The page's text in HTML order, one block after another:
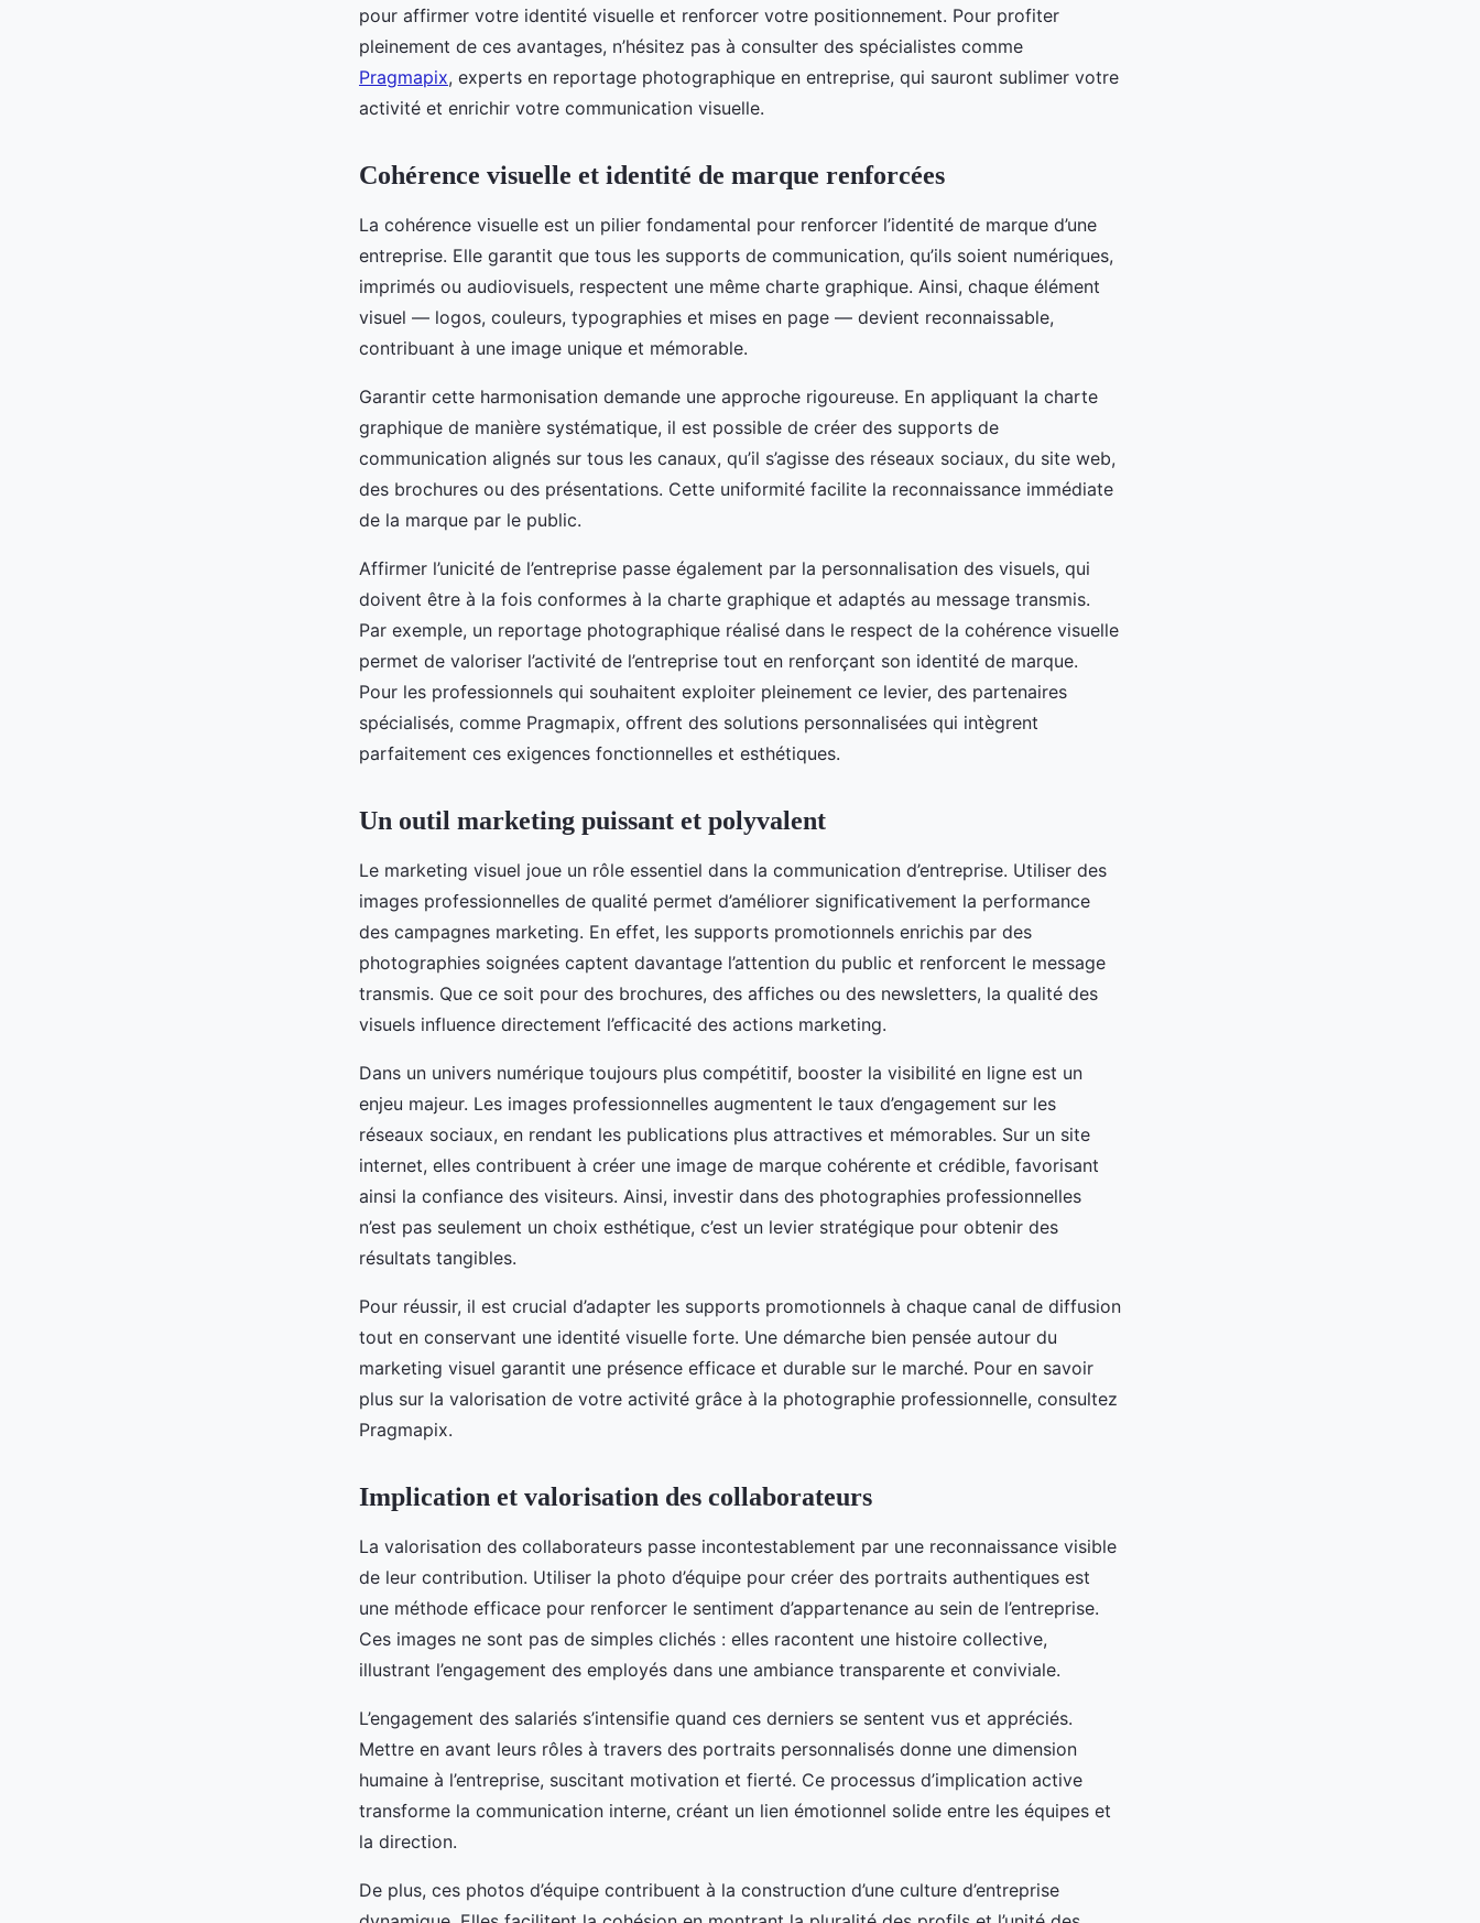
pour affirmer votre identité visuelle et renforcer votre positionnement. Pour profiter
pleinement de ces avantages, n’hésitez pas à consulter des spécialistes comme
Pragmapix, experts en reportage photographique en entreprise, qui sauront sublimer votre
activité et enrichir votre communication visuelle.
Cohérence visuelle et identité de marque renforcées
La cohérence visuelle est un pilier fondamental pour renforcer l’identité de marque d’une
entreprise. Elle garantit que tous les supports de communication, qu’ils soient numériques,
imprimés ou audiovisuels, respectent une même charte graphique. Ainsi, chaque élément
visuel — logos, couleurs, typographies et mises en page — devient reconnaissable,
contribuant à une image unique et mémorable.
Garantir cette harmonisation demande une approche rigoureuse. En appliquant la charte
graphique de manière systématique, il est possible de créer des supports de
communication alignés sur tous les canaux, qu’il s’agisse des réseaux sociaux, du site web,
des brochures ou des présentations. Cette uniformité facilite la reconnaissance immédiate
de la marque par le public.
Affirmer l’unicité de l’entreprise passe également par la personnalisation des visuels, qui
doivent être à la fois conformes à la charte graphique et adaptés au message transmis.
Par exemple, un reportage photographique réalisé dans le respect de la cohérence visuelle
permet de valoriser l’activité de l’entreprise tout en renforçant son identité de marque.
Pour les professionnels qui souhaitent exploiter pleinement ce levier, des partenaires
spécialisés, comme Pragmapix, offrent des solutions personnalisées qui intègrent
parfaitement ces exigences fonctionnelles et esthétiques.
Un outil marketing puissant et polyvalent
Le marketing visuel joue un rôle essentiel dans la communication d’entreprise. Utiliser des
images professionnelles de qualité permet d’améliorer significativement la performance
des campagnes marketing. En effet, les supports promotionnels enrichis par des
photographies soignées captent davantage l’attention du public et renforcent le message
transmis. Que ce soit pour des brochures, des affiches ou des newsletters, la qualité des
visuels influence directement l’efficacité des actions marketing.
Dans un univers numérique toujours plus compétitif, booster la visibilité en ligne est un
enjeu majeur. Les images professionnelles augmentent le taux d’engagement sur les
réseaux sociaux, en rendant les publications plus attractives et mémorables. Sur un site
internet, elles contribuent à créer une image de marque cohérente et crédible, favorisant
ainsi la confiance des visiteurs. Ainsi, investir dans des photographies professionnelles
n’est pas seulement un choix esthétique, c’est un levier stratégique pour obtenir des
résultats tangibles.
Pour réussir, il est crucial d’adapter les supports promotionnels à chaque canal de diffusion
tout en conservant une identité visuelle forte. Une démarche bien pensée autour du
marketing visuel garantit une présence efficace et durable sur le marché. Pour en savoir
plus sur la valorisation de votre activité grâce à la photographie professionnelle, consultez
Pragmapix.
Implication et valorisation des collaborateurs
La valorisation des collaborateurs passe incontestablement par une reconnaissance visible
de leur contribution. Utiliser la photo d’équipe pour créer des portraits authentiques est
une méthode efficace pour renforcer le sentiment d’appartenance au sein de l’entreprise.
Ces images ne sont pas de simples clichés : elles racontent une histoire collective,
illustrant l’engagement des employés dans une ambiance transparente et conviviale.
L’engagement des salariés s’intensifie quand ces derniers se sentent vus et appréciés.
Mettre en avant leurs rôles à travers des portraits personnalisés donne une dimension
humaine à l’entreprise, suscitant motivation et fierté. Ce processus d’implication active
transforme la communication interne, créant un lien émotionnel solide entre les équipes et
la direction.
De plus, ces photos d’équipe contribuent à la construction d’une culture d’entreprise